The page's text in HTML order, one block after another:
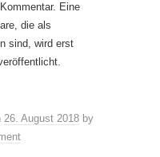
Eine
die als
sind, wird erst
26. August 2018 by